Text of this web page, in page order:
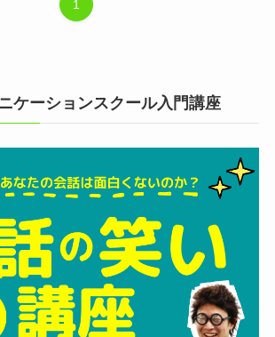
1
ケーションスクール入門講座